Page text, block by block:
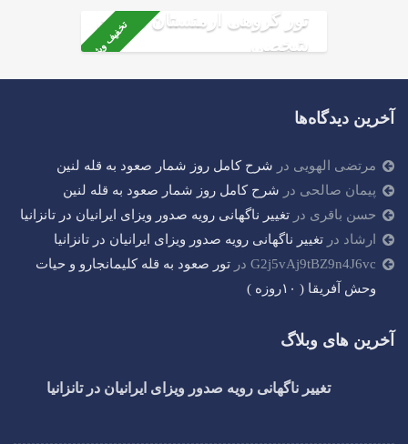
تخفیف ویژه
تور گروهی ارمنستان ماشین
شخصی
آخرین دیدگاه‌ها
مرتضی الهویی در شرح کامل روز شمار صعود به قله لنین
پیمان صالحی در شرح کامل روز شمار صعود به قله لنین
حسن باقری در تغییر ناگهانی رویه صدور ویزای ایرانیان در تانزانیا
ارشاد در تغییر ناگهانی رویه صدور ویزای ایرانیان در تانزانیا
G2j5vAj9tBZ9n4J6vc در تور صعود به قله کلیمانجارو و حیات
وحش آفریقا ( ۱۰روزه )
آخرین های وبلاگ
تغییر ناگهانی رویه صدور ویزای ایرانیان در تانزانیا